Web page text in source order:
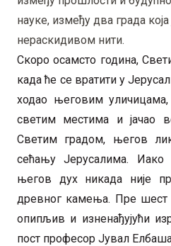
науке, између два града која
нераскидивом нити.
Скоро осамсто година,
када ће се вратити у
ходао његовим
светим местима и јачао
Светим градом, његов
сећању Јерусалима. Иако
његов дух никада није
древног камења. Пре шест
опипљив и изненађујући
пост професор Јувал